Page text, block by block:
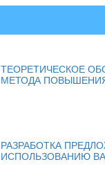
ТЕОРЕТИЧЕСКОЕ
МЕТОДА ПОВЫШЕНИЯ
РАЗРАБОТКА
ИСПОЛЬЗОВАНИЮ